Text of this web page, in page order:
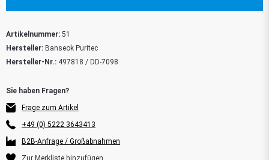
Artikelnummer: 51
Hersteller: Banseok Puritec
Hersteller-Nr.: 497818 / DD-7098
Frage zum Artikel
+49 (0) 5222 3643413
B2B-Anfrage / Großabnahmen